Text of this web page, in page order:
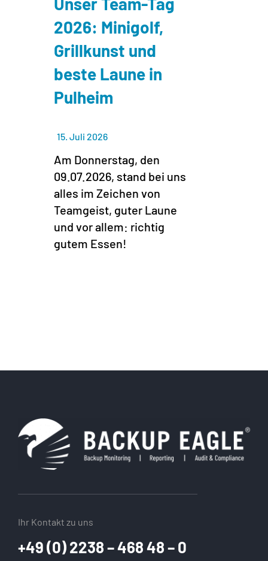
2026: Minigolf,
Grillkunst und
beste Laune in
Pulheim
15. Juli 2026
Am Donnerstag, den
09.07.2026, stand bei uns
alles im Zeichen von
Teamgeist, guter Laune
und vor allem: richtig
gutem Essen!
Ihr Kontakt zu uns
+49 (0) 2238 – 468 48 – 0